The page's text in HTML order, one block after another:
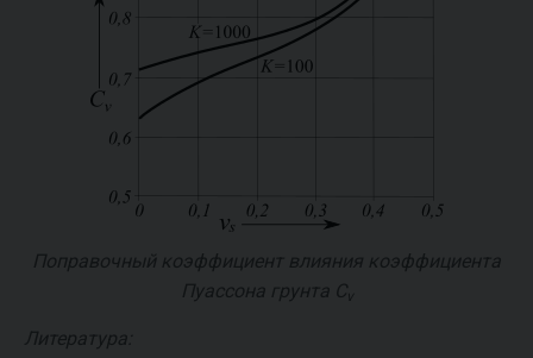
Поправочный коэффициент влияния коэффициента
Пуассона грунта Cν
Литература: